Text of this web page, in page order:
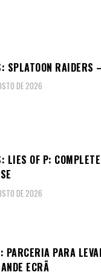
SPLATOON RAIDERS
DE 2026
LIES OF P:
DE 2026
PARCERIA PARA
ECRÃ